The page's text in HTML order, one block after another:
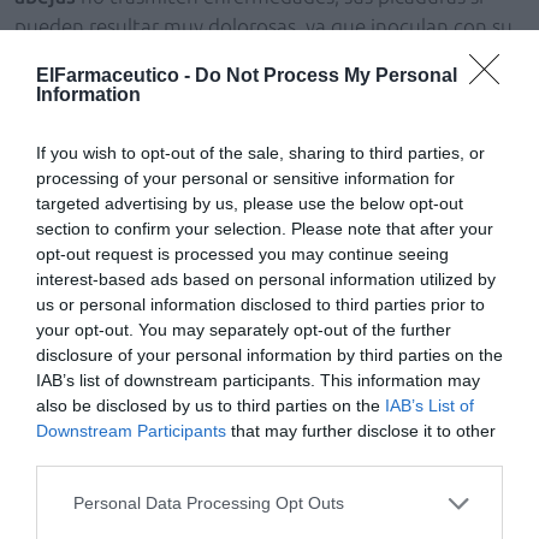
ElFarmaceutico - Do Not Process My Personal
Information
If you wish to opt-out of the sale, sharing to third parties, or
processing of your personal or sensitive information for
targeted advertising by us, please use the below opt-out
section to confirm your selection. Please note that after your
opt-out request is processed you may continue seeing
interest-based ads based on personal information utilized by
us or personal information disclosed to third parties prior to
your opt-out. You may separately opt-out of the further
disclosure of your personal information by third parties on the
IAB’s list of downstream participants. This information may
also be disclosed by us to third parties on the IAB’s List of
Downstream Participants that may further disclose it to other
Personal Data Processing Opt Outs
pueden resultar muy dolorosas, ya que inoculan con su
aguijón un veneno que produce una reacción local
caracterizada por un dolor intenso, hinchazón, prurito,
pápula blanca. Las personas alérgicas, además, pueden
experimentar una peligrosa reacción generalizada que
puede llegar a ser mortal.
Como explica elexperto de Cinfa, “cuando nos pique
unaavispao unaabeja, bastará lavar bien la picadura
con agua fría abundante y jabón y luego aplicar un
antiséptico ligero. Si la picadura fuera de abeja , se
debe retirar el aguijón con unaspinzassi vemos que ha
quedado en la piel. Para mitigar el dolor y la hinchazón,
puede aplicarse en la zona durante unos diez minutos
un cubito de hielo envuelto en una tela fina o paño”.
Cómo prevenir y actuar ante las picaduras de